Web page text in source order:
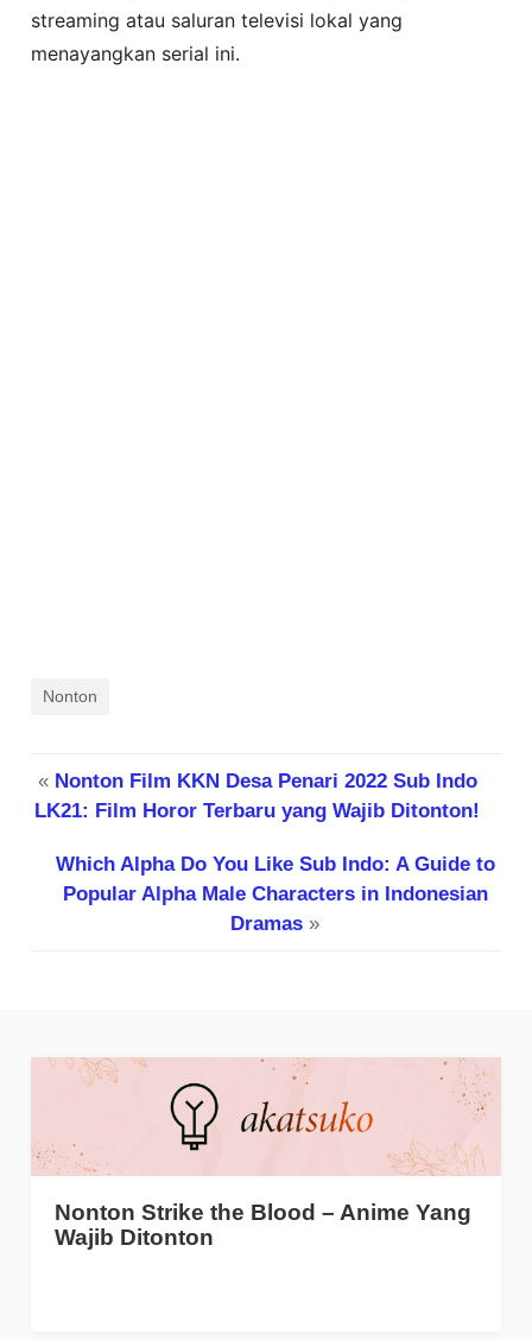
streaming atau saluran televisi lokal yang
menayangkan serial ini.
Nonton
« Nonton Film KKN Desa Penari 2022 Sub Indo
LK21: Film Horor Terbaru yang Wajib Ditonton!
Which Alpha Do You Like Sub Indo: A Guide to
Popular Alpha Male Characters in Indonesian
Dramas »
Nonton Strike the Blood – Anime Yang
Wajib Ditonton